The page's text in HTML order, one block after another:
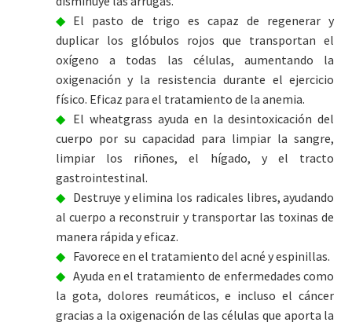
El pasto de trigo es capaz de regenerar y
duplicar los glóbulos rojos que transportan el
oxígeno a todas las células, aumentando la
oxigenación y la resistencia durante el ejercicio
físico. Eficaz para el tratamiento de la anemia.
El wheatgrass ayuda en la desintoxicación del
cuerpo por su capacidad para limpiar la sangre,
limpiar los riñones, el hígado, y el tracto
gastrointestinal.
Destruye y elimina los radicales libres, ayudando
al cuerpo a reconstruir y transportar las toxinas de
manera rápida y eficaz.
Favorece en el tratamiento del acné y espinillas.
Ayuda en el tratamiento de enfermedades como
la gota, dolores reumáticos, e incluso el cáncer
gracias a la oxigenación de las células que aporta la